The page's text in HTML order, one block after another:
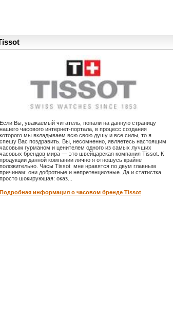
Если Вы, уважаемый читатель, попали на данную страницу
нашего часового интернет-портала, в процесс создания
которого мы вкладываем всю свою душу и все силы, то я
спешу Вас поздравить. Вы, несомненно, являетесь настоящим
часовым гурманом и ценителем одного из самых лучших
часовых брендов мира — это швейцарская компания Tissot. К
продукции данной компании лично я отношусь крайне
положительно. Часы Tissot мне нравятся по двум главным
причинам: они добротные и непретенциозные. Да и статистка
просто шокирующая: оказ...
Подробная информация о часовом бренде Tissot